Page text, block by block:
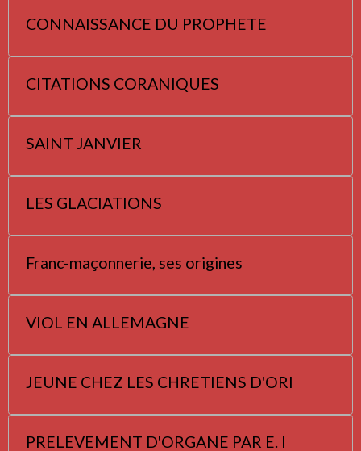
CONNAISSANCE DU PROPHETE
CITATIONS CORANIQUES
SAINT JANVIER
LES GLACIATIONS
Franc-maçonnerie, ses origines
VIOL EN ALLEMAGNE
JEUNE CHEZ LES CHRETIENS D'ORI
PRELEVEMENT D'ORGANE PAR E. I